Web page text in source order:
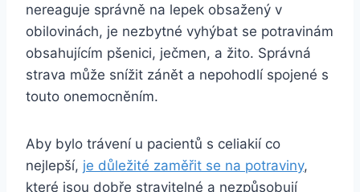
nereaguje správně na lepek obsažený v
obilovinách, je nezbytné vyhýbat se potravinám
obsahujícím pšenici, ječmen, a žito. Správná
strava může snížit zánět a nepohodlí spojené s
touto onemocněním.
Aby bylo trávení u pacientů s celiakií co
nejlepší, je důležité zaměřit se na potraviny,
které jsou dobře stravitelné a nezpůsobují